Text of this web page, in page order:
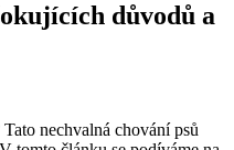
důvodů a
nechvalná chování psů